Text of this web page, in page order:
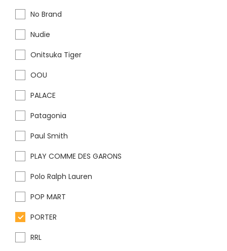
No Brand
Nudie
Onitsuka Tiger
OOU
PALACE
Patagonia
Paul Smith
PLAY COMME DES GARONS
Polo Ralph Lauren
POP MART
PORTER
RRL